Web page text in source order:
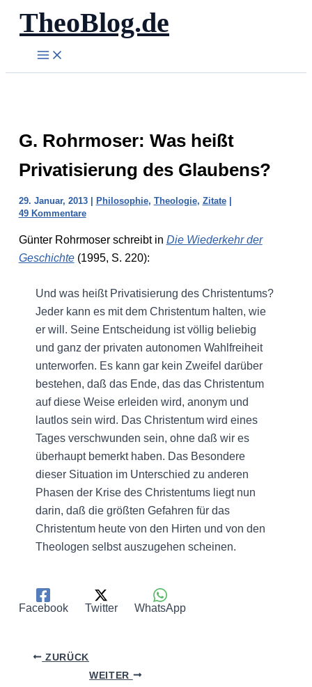
Zum
Inhalt
springen
TheoBlog.de
G. Rohrmoser: Was heißt
Privatisierung des Glaubens?
29. Januar, 2013 | Philosophie, Theologie, Zitate|
49 Kommentare
Günter Rohrmoser schreibt in Die Wiederkehr der
Geschichte(1995, S. 220):
Und was heißt Privatisierung des Christentums?
Jeder kann es mit dem Christentum halten, wie
er will. Seine Entscheidung ist völlig beliebig
und ganz der privaten autonomen Wahlfreiheit
unterworfen. Es kann gar kein Zweifel darüber
bestehen, daß das Ende, das das Christentum
auf diese Weise erleiden wird, anonym und
lautlos sein wird. Das Christentum wird eines
Tages verschwunden sein, ohne daß wir es
überhaupt bemerkt haben. Das Besondere
dieser Situation im Unterschied zu anderen
Phasen der Krise des Christentums liegt nun
darin, daß die größten Gefahren für das
Christentum heute von den Hirten und von den
Theologen selbst auszugehen scheinen.
Facebook Twitter WhatsApp
ZURÜCK
WEITER